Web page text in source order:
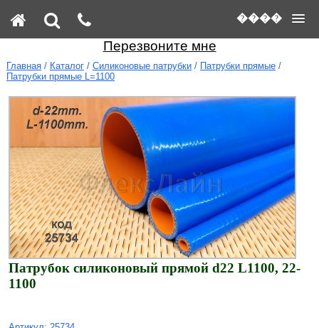
����
Перезвоните мне
Главная/ Каталог/ Силиконовые патрубки/ Патрубки прямые/
Патрубки прямые L=1100
Патрубок силиконовый прямой d22 L1100, 22-
1100